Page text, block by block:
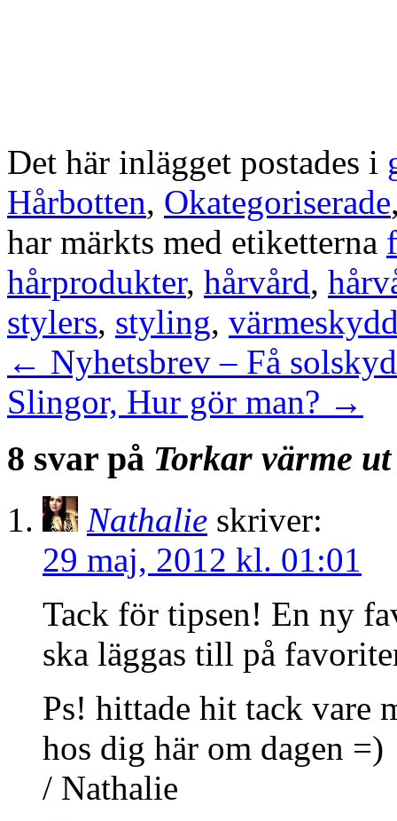
Det här inlägget postades i
Hårbotten, Okategoriserade
har märkts med etiketterna
hårprodukter, hårvård,
stylers, styling,
← Nyhetsbrev – Få
Slingor, Hur gör man? →
8 svar på Torkar värme
Nathalie skriver:
29 maj, 2012 kl. 01:01
Tack för tipsen! En ny
ska läggas till på
Ps! hittade hit tack vare
hos dig här om dagen =)
/ Nathalie